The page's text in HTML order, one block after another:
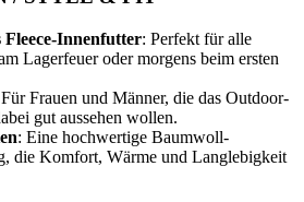
Fleece-Innenfutter: Perfekt für alle
Lagerfeuer oder morgens beim ersten
Frauen und Männer, die das Outdoor-
gut aussehen wollen.
: Eine hochwertige Baumwoll-
die Komfort, Wärme und Langlebigkeit